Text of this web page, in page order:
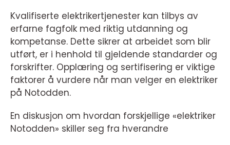
Kvalifiserte elektrikertjenester kan tilbys av
erfarne fagfolk med riktig utdanning og
kompetanse. Dette sikrer at arbeidet som blir
utført, er i henhold til gjeldende standarder og
forskrifter. Opplæring og sertifisering er viktige
faktorer å vurdere når man velger en elektriker
på Notodden.
En diskusjon om hvordan forskjellige «elektriker
Notodden» skiller seg fra hverandre